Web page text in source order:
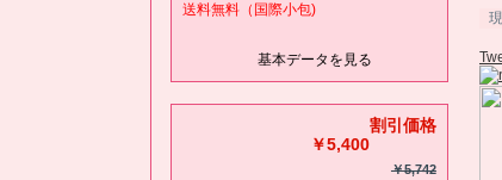
送料無料（国際小包)
基本データを見る
割引価格
￥5,400
￥5,742